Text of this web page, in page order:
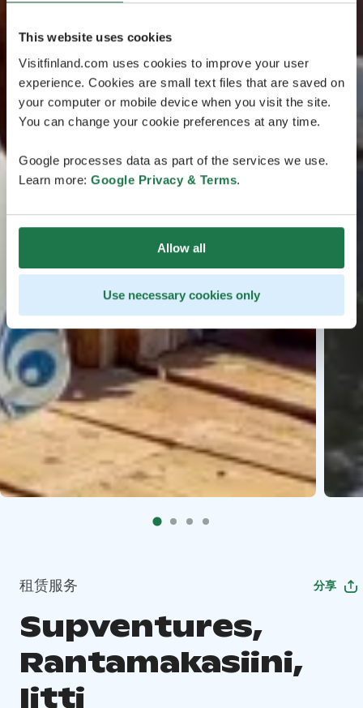
This website uses cookies
Visitfinland.com uses cookies to improve your user
experience. Cookies are small text files that are saved on
your computer or mobile device when you visit the site.
You can change your cookie preferences at any time.
Google processes data as part of the services we use.
Learn more: Google Privacy & Terms.
Allow all
Use necessary cookies only
租赁服务 分享
Supventures,
Rantamakasiini,
Iitti